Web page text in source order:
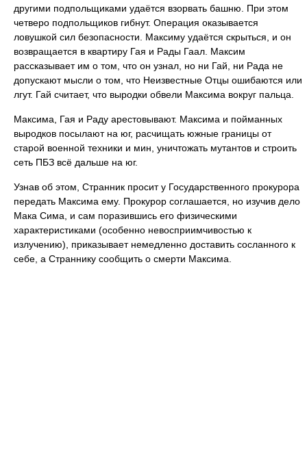
другими подпольщиками удаётся взорвать башню. При этом
четверо подпольщиков гибнут. Операция оказывается
ловушкой сил безопасности. Максиму удаётся скрыться, и он
возвращается в квартиру Гая и Рады Гаал. Максим
рассказывает им о том, что он узнал, но ни Гай, ни Рада не
допускают мысли о том, что Неизвестные Отцы ошибаются или
лгут. Гай считает, что выродки обвели Максима вокруг пальца.
Максима, Гая и Раду арестовывают. Максима и пойманных
выродков посылают на юг, расчищать южные границы от
старой военной техники и мин, уничтожать мутантов и строить
сеть ПБЗ всё дальше на юг.
Узнав об этом, Странник просит у Государственного прокурора
передать Максима ему. Прокурор соглашается, но изучив дело
Мака Сима, и сам поразившись его физическими
характеристиками (особенно невосприимчивостью к
излучению), приказывает немедленно доставить сосланного к
себе, а Страннику сообщить о смерти Максима.